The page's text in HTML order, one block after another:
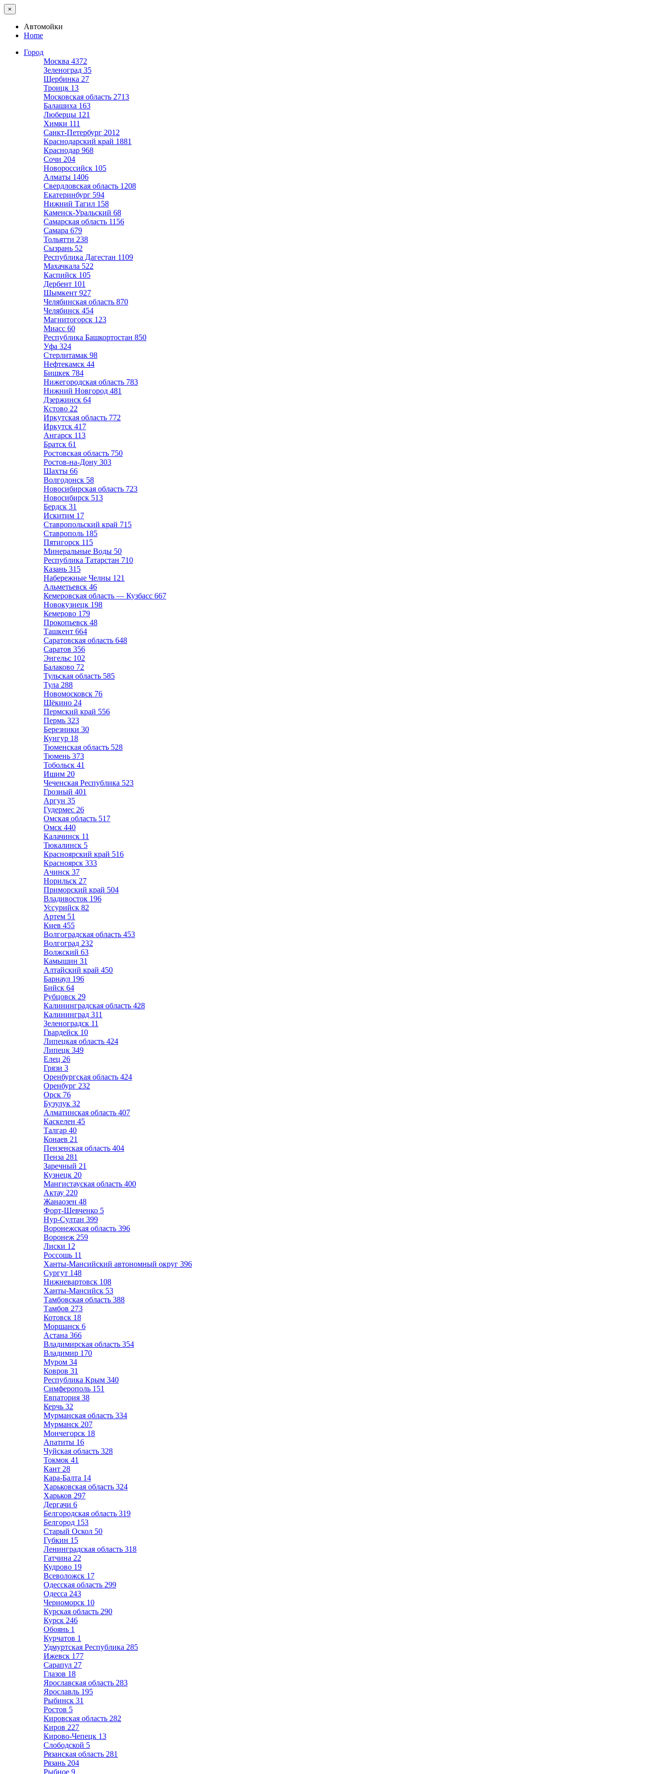
×
Автомойки
Home
Город
Москва 4372
Зеленоград 35
Щербинка 27
Троицк 13
Московская область 2713
Балашиха 163
Люберцы 121
Химки 111
Санкт-Петербург 2012
Краснодарский край 1881
Краснодар 968
Сочи 204
Новороссийск 105
Алматы 1406
Свердловская область 1208
Екатеринбург 594
Нижний Тагил 158
Каменск-Уральский 68
Самарская область 1156
Самара 679
Тольятти 238
Сызрань 52
Республика Дагестан 1109
Махачкала 522
Каспийск 105
Дербент 101
Шымкент 927
Челябинская область 870
Челябинск 454
Магнитогорск 123
Миасс 60
Республика Башкортостан 850
Уфа 324
Стерлитамак 98
Нефтекамск 44
Бишкек 784
Нижегородская область 783
Нижний Новгород 481
Дзержинск 64
Кстово 22
Иркутская область 772
Иркутск 417
Ангарск 113
Братск 61
Ростовская область 750
Ростов-на-Дону 303
Шахты 66
Волгодонск 58
Новосибирская область 723
Новосибирск 513
Бердск 31
Искитим 17
Ставропольский край 715
Ставрополь 185
Пятигорск 115
Минеральные Воды 50
Республика Татарстан 710
Казань 315
Набережные Челны 121
Альметьевск 46
Кемеровская область — Кузбасс 667
Новокузнецк 198
Кемерово 179
Прокопьевск 48
Ташкент 664
Саратовская область 648
Саратов 356
Энгельс 102
Балаково 72
Тульская область 585
Тула 288
Новомосковск 76
Щёкино 24
Пермский край 556
Пермь 323
Березники 30
Кунгур 18
Тюменская область 528
Тюмень 373
Тобольск 41
Ишим 20
Чеченская Республика 523
Грозный 401
Аргун 35
Гудермес 26
Омская область 517
Омск 440
Калачинск 11
Тюкалинск 5
Красноярский край 516
Красноярск 333
Ачинск 37
Норильск 27
Приморский край 504
Владивосток 196
Уссурийск 82
Артем 51
Киев 455
Волгоградская область 453
Волгоград 232
Волжский 63
Камышин 31
Алтайский край 450
Барнаул 196
Бийск 64
Рубцовск 29
Калининградская область 428
Калининград 311
Зеленоградск 11
Гвардейск 10
Липецкая область 424
Липецк 349
Елец 26
Грязи 3
Оренбургская область 424
Оренбург 232
Орск 76
Бузулук 32
Алматинская область 407
Каскелен 45
Талгар 40
Конаев 21
Пензенская область 404
Пенза 281
Заречный 21
Кузнецк 20
Мангистауская область 400
Актау 220
Жанаозен 48
Форт-Шевченко 5
Нур-Султан 399
Воронежская область 396
Воронеж 259
Лиски 12
Россошь 11
Ханты-Мансийский автономный округ 396
Сургут 148
Нижневартовск 108
Ханты-Мансийск 53
Тамбовская область 388
Тамбов 273
Котовск 18
Моршанск 6
Астана 366
Владимирская область 354
Владимир 170
Муром 34
Ковров 31
Республика Крым 340
Симферополь 151
Евпатория 38
Керчь 32
Мурманская область 334
Мурманск 207
Мончегорск 18
Апатиты 16
Чуйская область 328
Токмок 41
Кант 28
Кара-Балта 14
Харьковская область 324
Харьков 297
Дергачи 6
Белгородская область 319
Белгород 153
Старый Оскол 50
Губкин 15
Ленинградская область 318
Гатчина 22
Кудрово 19
Всеволожск 17
Одесская область 299
Одесса 243
Черноморск 10
Курская область 290
Курск 246
Обоянь 1
Курчатов 1
Удмуртская Республика 285
Ижевск 177
Сарапул 27
Глазов 18
Ярославская область 283
Ярославль 195
Рыбинск 31
Ростов 5
Кировская область 282
Киров 227
Кирово-Чепецк 13
Слободской 5
Рязанская область 281
Рязань 204
Рыбное 9